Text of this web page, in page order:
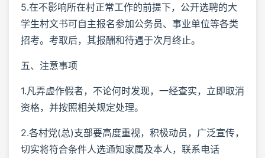
5.在不影响所在村正常工作的前提下，公开选聘的大
学生村文书可自主报名参加公务员、事业单位等各类
招考。考取后，其报酬和待遇于次月终止。
五、注意事项
1.凡弄虚作假者，不论何时发现，一经查实，立即取消
资格，并按照相关规定处理。
2.各村党(总)支部要高度重视，积极动员，广泛宣传，
切实将符合条件人选通知家属及本人，联系电话